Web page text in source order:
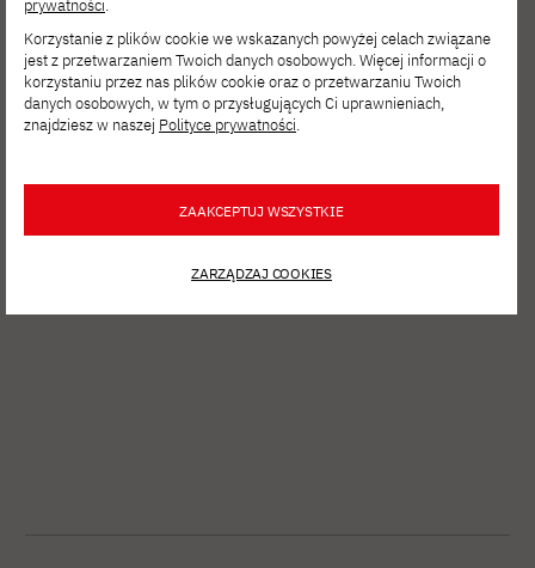
prywatności.
Korzystanie z plików cookie we wskazanych powyżej celach związane
jest z przetwarzaniem Twoich danych osobowych. Więcej informacji o
korzystaniu przez nas plików cookie oraz o przetwarzaniu Twoich
danych osobowych, w tym o przysługujących Ci uprawnieniach,
znajdziesz w naszej Polityce prywatności.
ZAAKCEPTUJ WSZYSTKIE
ZARZĄDZAJ COOKIES